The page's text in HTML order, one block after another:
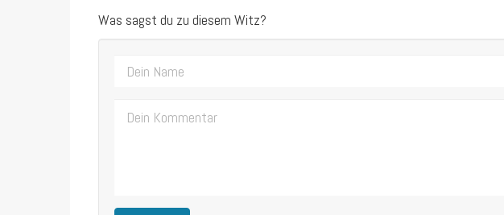
Was sagst du zu diesem Witz?